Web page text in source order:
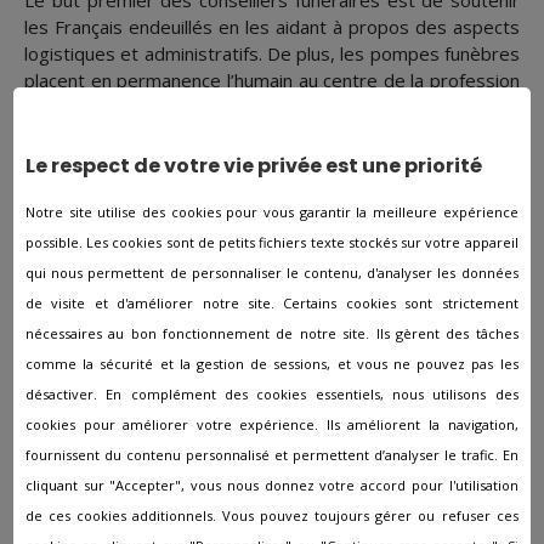
les Français endeuillés en les aidant à propos des aspects
logistiques et administratifs. De plus, les pompes funèbres
placent en permanence l’humain au centre de la profession
endeuillées, les pompes funéraires veilleront à faire
demandes de chacun.
Les autres agences à proximité
de Crécy-en-Ponthieu
Pompes funèbres à Abbeville
Pompes funèbres à Ailly-sur-Somme
Pompes funèbres à Airaines
Le respect de votre vie privée est une priorité
Notre site utilise des cookies pour vous garantir la meilleure expérience
possible. Les cookies sont de petits fichiers texte stockés sur votre appareil
qui nous permettent de personnaliser le contenu, d'analyser les données
de visite et d'améliorer notre site. Certains cookies sont strictement
nécessaires au bon fonctionnement de notre site. Ils gèrent des tâches
comme la sécurité et la gestion de sessions, et vous ne pouvez pas les
désactiver. En complément des cookies essentiels, nous utilisons des
cookies pour améliorer votre expérience. Ils améliorent la navigation,
fournissent du contenu personnalisé et permettent d’analyser le trafic. En
cliquant sur "Accepter", vous nous donnez votre accord pour l'utilisation
de ces cookies additionnels. Vous pouvez toujours gérer ou refuser ces